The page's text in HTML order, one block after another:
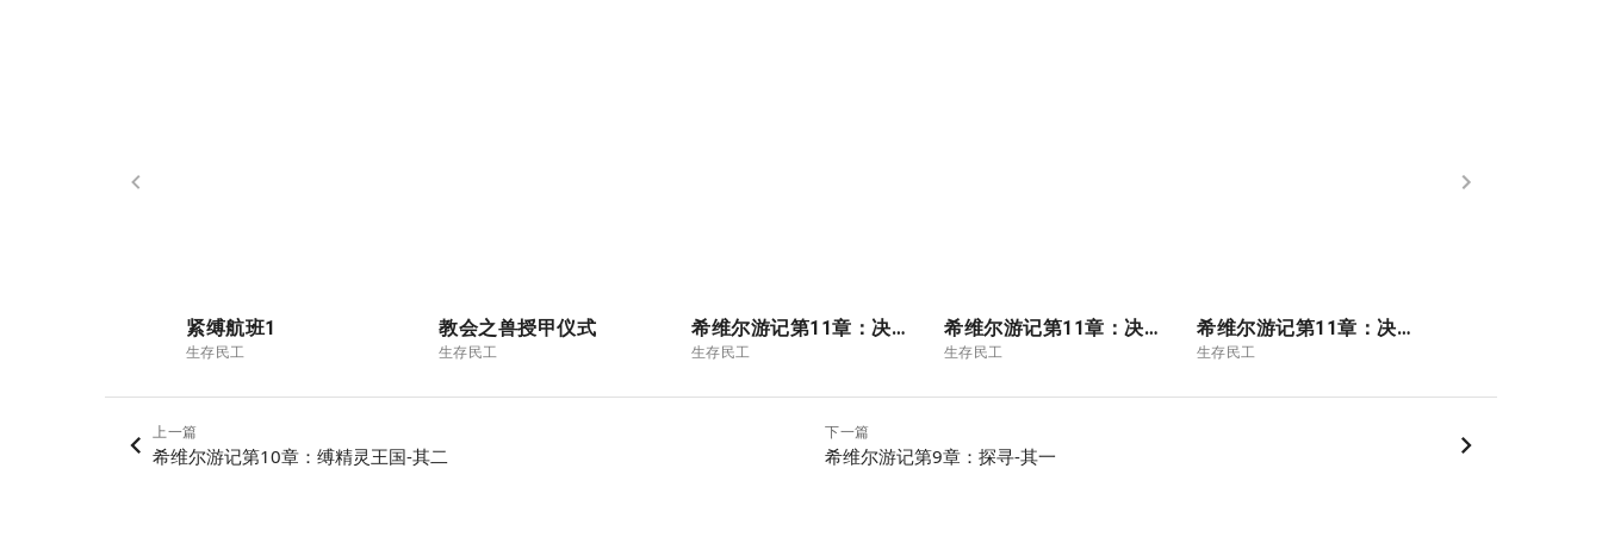
紧缚航班1
生存民工
教会之兽授甲仪式
生存民工
希维尔游记第11章：决战-其三（大结局）
生存民工
希维尔游记第11章：决战-其三（大结局）2
生存民工
希维尔游记第11章：决战-其二
生存民工
上一篇
希维尔游记第10章：缚精灵王国-其二
下一篇
希维尔游记第9章：探寻-其一